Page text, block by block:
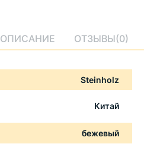
ОПИСАНИЕ ОТЗЫВЫ(0)
Steinholz
Китай
бежевый